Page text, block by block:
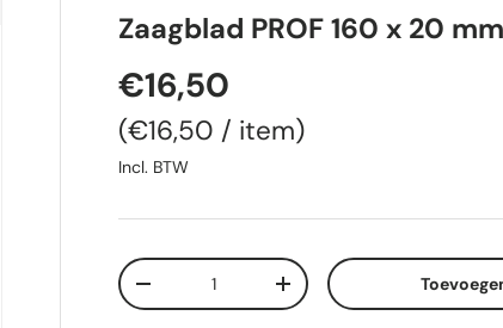
Zaagblad PROF 160 x 20
Reguliere prijs
€16,50
Eenheid prijs
€16,50 / item
Incl. BTW
Aantal
Verlaag de hoeveelheidVerhoog de hoeveelheid